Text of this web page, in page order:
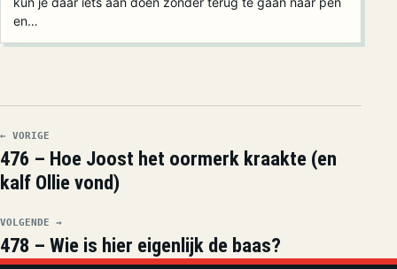
en…
← VORIGE
476 – Hoe Joost het oormerk kraakte (en
kalf Ollie vond)
VOLGENDE →
478 – Wie is hier eigenlijk de baas?